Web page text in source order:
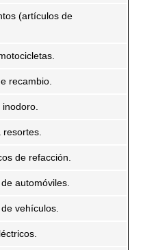
(artículos de
recambio.
inodoro.
resortes.
de refacción.
automóviles.
vehículos.